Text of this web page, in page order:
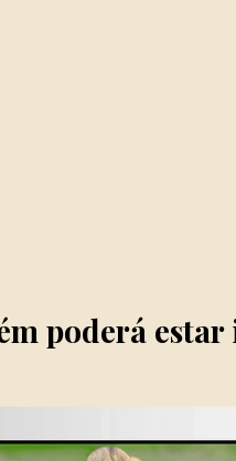
poderá estar